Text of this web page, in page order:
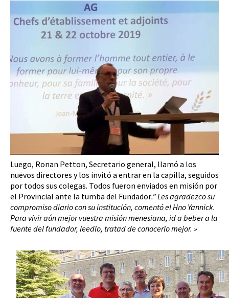
Luego, Ronan Petton, Secretario general, llamó a los
nuevos directores y los invitó a entrar en la capilla, seguidos
por todos sus colegas. Todos fueron enviados en misión por
el Provincial ante la tumba del Fundador.” Les agradezco su
compromiso diario con su institución, comentó el Hno Yannick.
Para vivir aún mejor vuestra misión menesiana, id a beber a la
fuente del fundador, leedlo, tratad de conocerlo mejor. »